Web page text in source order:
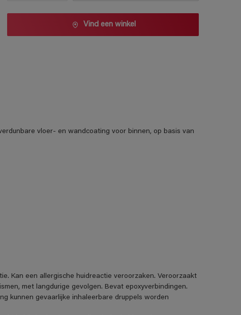
Vind een winkel
vloer- en wandcoating voor binnen, op basis van
Kan een allergische huidreactie veroorzaken. Veroorzaakt
met langdurige gevolgen. Bevat epoxyverbindingen.
kunnen gevaarlijke inhaleerbare druppels worden